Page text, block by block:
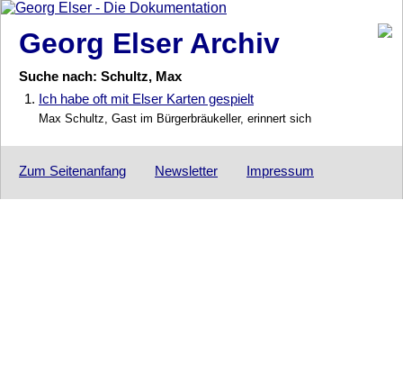
Georg Elser Archiv
Suche nach: Schultz, Max
1. Ich habe oft mit Elser Karten gespielt
Max Schultz, Gast im Bürgerbräukeller, erinnert sich
Zum Seitenanfang Newsletter Impressum